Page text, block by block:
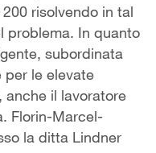
risolvendo in tal
problema. In quanto
subordinata
per le elevate
anche il lavoratore
Florin-Marcel-
la ditta Lindner